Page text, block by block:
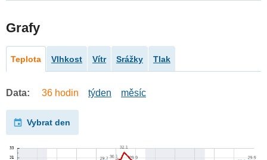
Grafy
Teplota Vlhkost Vítr Srážky Tlak
Data: 36 hodin týden měsíc
Vybrat den